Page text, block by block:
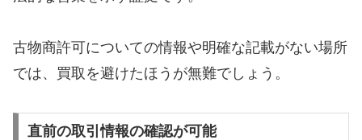
古物商許可についての情報や明確な記載がない場所
では、買取を避けたほうが無難でしょう。
直前の取引情報の確認が可能